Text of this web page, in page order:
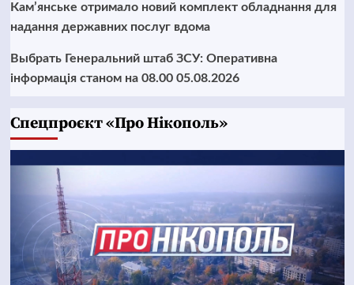
Кам’янське отримало новий комплект обладнання для
надання державних послуг вдома
Выбрать Генеральний штаб ЗСУ: Оперативна
інформація станом на 08.00 05.08.2026
Cпецпроєкт «Про Нікополь»